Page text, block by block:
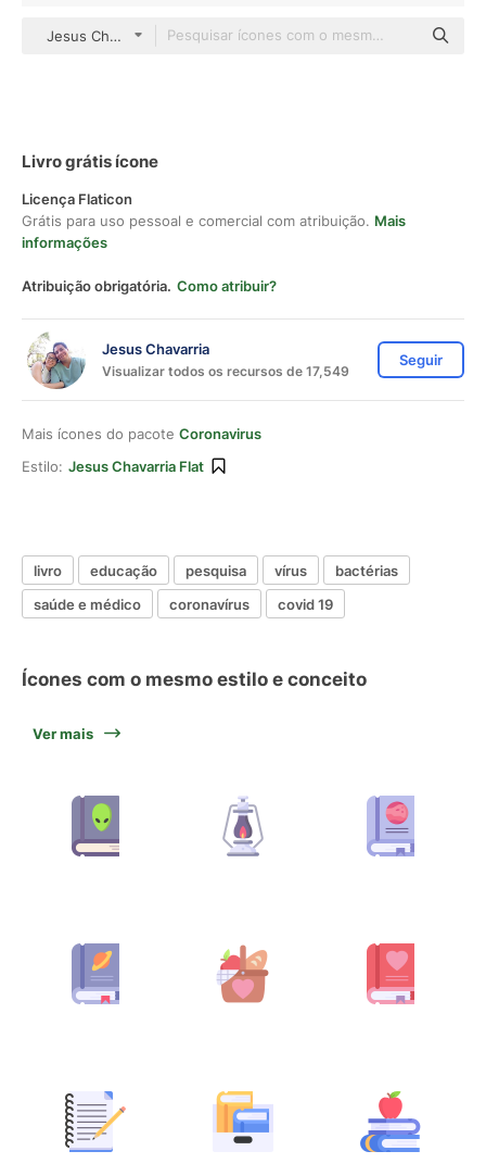
Jesus Chavarria Flat
Livro grátis ícone
Licença Flaticon
Grátis para uso pessoal e comercial com atribuição. Mais
informações
Atribuição obrigatória. Como atribuir?
Jesus Chavarria
Visualizar todos os recursos de 17,549
Seguir
Mais ícones do pacote Coronavirus
Estilo: Jesus Chavarria Flat
livro educação pesquisa vírus
bactérias
saúde e médico
coronavírus covid 19
Ícones com o mesmo estilo e conceito
Ver mais